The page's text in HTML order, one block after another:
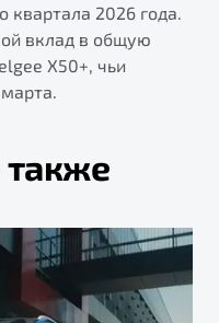
квартала 2026 года.
вклад в общую
X50+, чьи